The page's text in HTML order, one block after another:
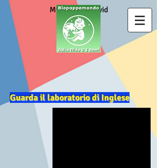
Misure anti Covid
Guarda il laboratorio di Inglese